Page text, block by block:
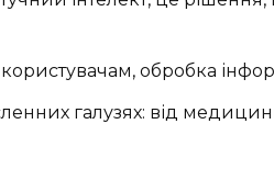
обробка
галузях: від